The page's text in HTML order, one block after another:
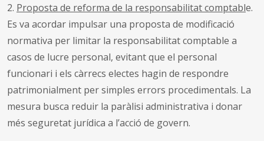
2. Proposta de reforma de la responsabilitat comptable.
Es va acordar impulsar una proposta de modificació
normativa per limitar la responsabilitat comptable a
casos de lucre personal, evitant que el personal
funcionari i els càrrecs electes hagin de respondre
patrimonialment per simples errors procedimentals. La
mesura busca reduir la paràlisi administrativa i donar
més seguretat jurídica a l’acció de govern.